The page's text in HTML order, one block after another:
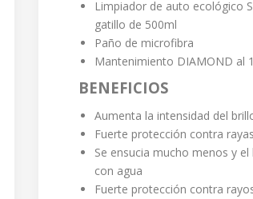
Limpiador de auto ecológico
gatillo de 500ml
Paño de microfibra
Mantenimiento DIAMOND al
BENEFICIOS
Aumenta la intensidad del
Fuerte protección contra
Se ensucia mucho menos y
con agua
Fuerte protección contra